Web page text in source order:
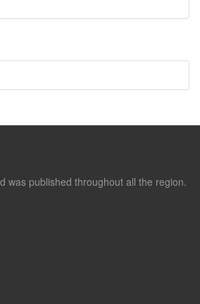
was published throughout all the region.